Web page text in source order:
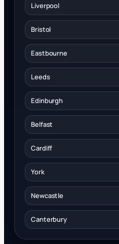
Liverpool
Bristol
Eastbourne
Leeds
Edinburgh
Belfast
Cardiff
York
Newcastle
Canterbury